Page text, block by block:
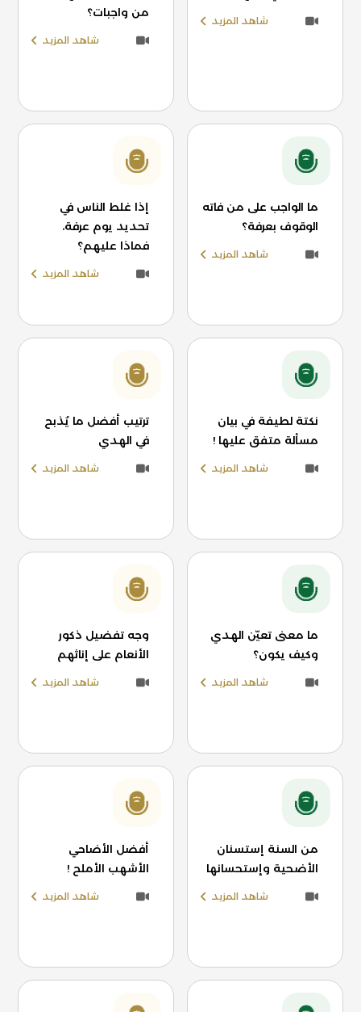
شاهد المزيد
من واجبات؟
شاهد المزيد
ما الواجب على من فاته
الوقوف بعرفة؟
شاهد المزيد
إذا غلط الناس في
تحديد يوم عرفة،
فماذا عليهم؟
شاهد المزيد
نكتة لطيفة في بيان
مسألة متفق عليها !
شاهد المزيد
ترتيب أفضل ما يُذبح
في الهدي
شاهد المزيد
ما معنى تعيّن الهدي
وكيف يكون؟
شاهد المزيد
وجه تفضيل ذكور
الأنعام على إناثهم
شاهد المزيد
من السنة إستسنان
الأضحية وإستحسانها
شاهد المزيد
أفضل الأضاحي
الأشهب الأملح !
شاهد المزيد